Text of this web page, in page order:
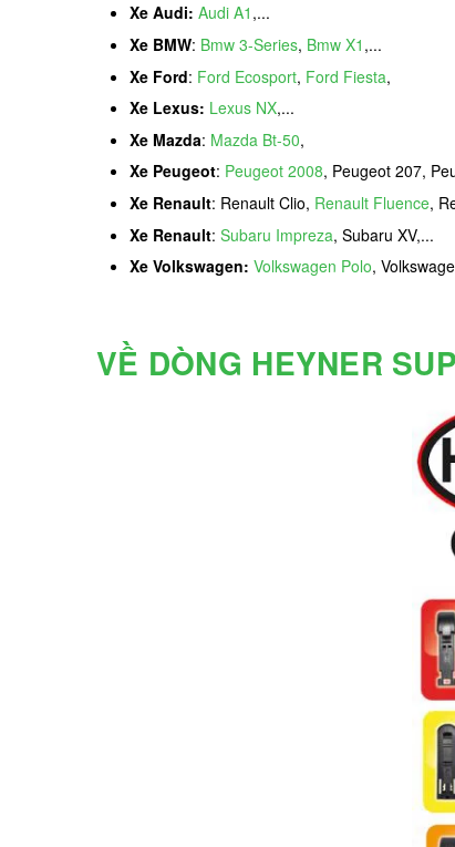
Xe Audi: Audi A1 ,...
Xe BMW: Bmw 3-Series, Bmw X1 ,...
Xe Ford: Ford Ecosport, Ford Fiesta,
Xe Lexus: Lexus NX,...
Xe Mazda: Mazda Bt-50,
Xe Peugeot: Peugeot 2008, Peugeot 207,
Xe Renault: Renault Clio, Renault Fluence,
Xe Renault: Subaru Impreza, Subaru XV,...
Xe Volkswagen: Volkswagen Polo,
VỀ DÒNG HEYNER